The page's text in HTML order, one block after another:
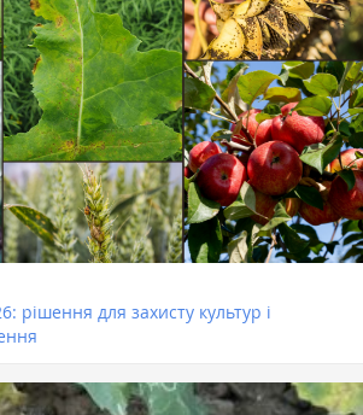
рішення для захисту культур і